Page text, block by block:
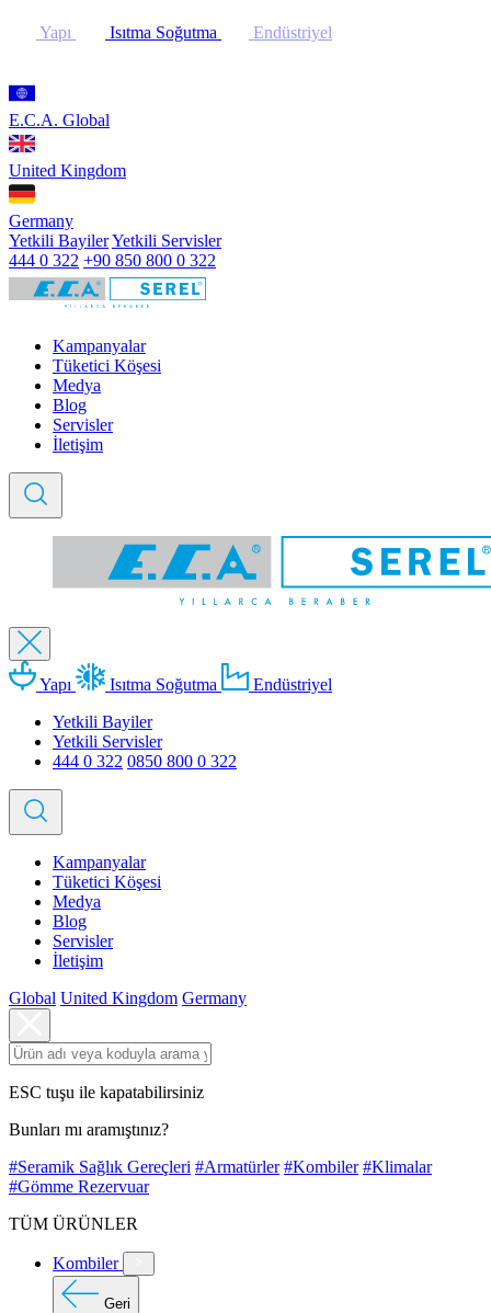
Yapı Isıtma Soğutma Endüstriyel
E.C.A. Global
United Kingdom
Germany
Yetkili BayilerYetkili Servisler
444 0 322 +90 850 800 0 322
Kampanyalar
Tüketici Köşesi
Medya
Blog
Servisler
İletişim
Yapı Isıtma Soğutma
Endüstriyel
Yetkili Bayiler
Yetkili Servisler
444 0 322 0850 800 0 322
Kampanyalar
Tüketici Köşesi
Medya
Blog
Servisler
İletişim
Global United Kingdom Germany
ESC tuşu ile kapatabilirsiniz
Bunları mı aramıştınız?
#Seramik Sağlık Gereçleri #Armatürler #Kombiler #Klimalar
#Gömme Rezervuar
TÜM ÜRÜNLER
Kombiler
Geri